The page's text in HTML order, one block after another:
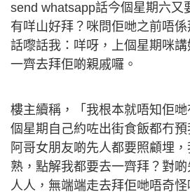
send whatsapp話今個星期六又
有咩山好拜？咪問佢哋之前唔
話嚟話我：咩呀，上個星期咪
一齊去拜佢啲親戚囉。
樓主續稱，「我根本就唔知佢
個星期自己約咗出街食飯都冇
阿哥女朋友啲先人都要照顧埋
熟，點解我都要去一齊拜？對
人人，無端端走去拜佢哋唔奇